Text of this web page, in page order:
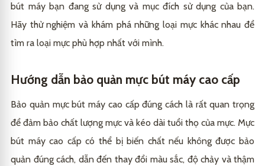
bút máy bạn đang sử dụng và mục đích sử dụng của bạn.
Hãy thử nghiệm và khám phá những loại mực khác nhau để
tìm ra loại mực phù hợp nhất với mình.
Hướng dẫn bảo quản mực bút máy cao cấp
Bảo quản mực bút máy cao cấp đúng cách là rất quan trọng
để đảm bảo chất lượng mực và kéo dài tuổi thọ của mực. Mực
bút máy cao cấp có thể bị biến chất nếu không được bảo
quản đúng cách, dẫn đến thay đổi màu sắc, độ chảy và thậm